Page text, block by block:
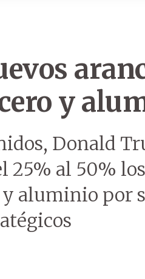
y
Donald
25% al 50%
aluminio por